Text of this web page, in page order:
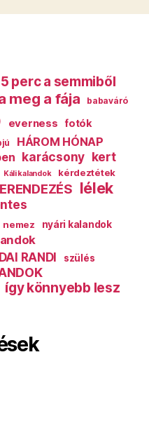
5 perc a semmiből
meg a fája babaváró
everness fotók
HÁROM HÓNAP
karácsony kert
Káli kalandok kérdeztétek
lélek
nemez nyári kalandok
RANDI szülés
így könnyebb lesz